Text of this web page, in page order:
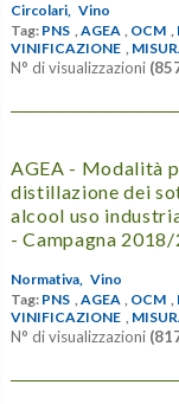
Circolari, Vino
Tag: PNS , AGEA , OCM ,
VINIFICAZIONE ,
N° di visualizzazioni
AGEA - Modalità
distillazione dei
alcool uso
- Campagna
Normativa, Vino
Tag: PNS AGEA OCM
VINIFICAZIONE
N° di visualizzazioni